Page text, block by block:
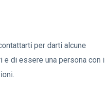
per darti alcune
di essere una persona con i